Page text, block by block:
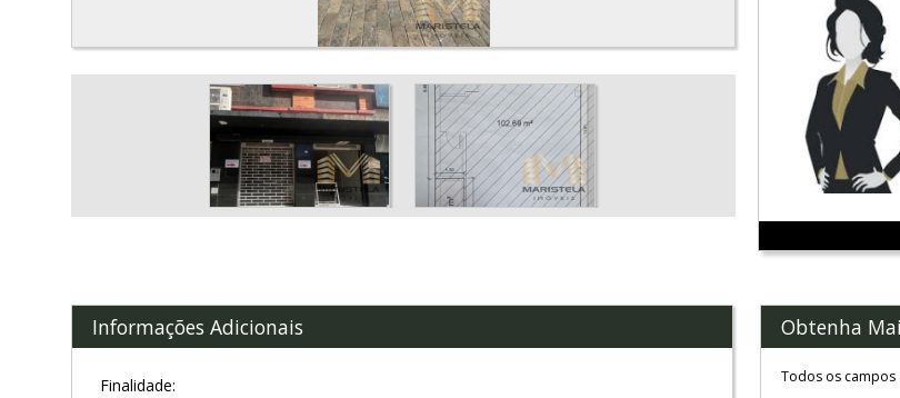
Informações Adicionais
Finalidade:
Obtenha
Todos os campos